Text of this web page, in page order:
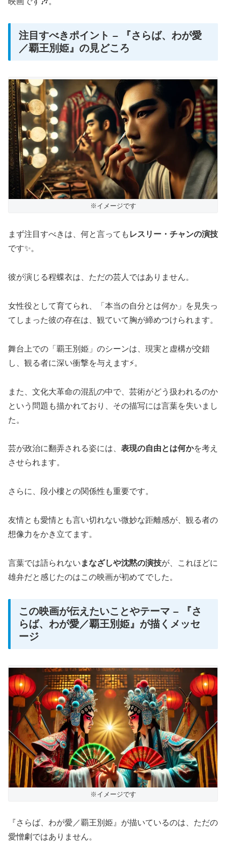
注目すべきポイント – 『さらば、わが愛
／覇王別姫』の見どころ
※イメージです
まず注目すべきは、何と言っても レスリー・チャンの演技
です✨。
彼が演じる程蝶衣は、ただの芸人ではありません。
女性役として育てられ、「本当の自分とは何か」を見失っ
てしまった彼の存在は、観ていて胸が締めつけられます。
舞台上での「覇王別姫」のシーンは、現実と虚構が交錯
し、観る者に深い衝撃を与えます⚡。
また、文化大革命の混乱の中で、芸術がどう扱われるのか
という問題も描かれており、その描写には言葉を失いまし
た。
芸が政治に翻弄される姿には、 表現の自由とは何かを考え
させられます。
さらに、段小樓との関係性も重要です。
友情とも愛情とも言い切れない微妙な距離感が、観る者の
想像力をかき立てます。
言葉では語られない まなざしや沈黙の演技が、これほどに
雄弁だと感じたのはこの映画が初めてでした。
この映画が伝えたいことやテーマ – 『さ
らば、わが愛／覇王別姫』が描くメッセ
ージ
※イメージです
『さらば、わが愛／覇王別姫』が描いているのは、ただの
愛憎劇ではありません。